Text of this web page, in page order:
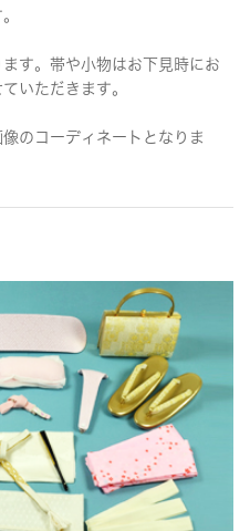
す。帯や小物はお下見時にお
いただきます。
のコーディネートとなりま